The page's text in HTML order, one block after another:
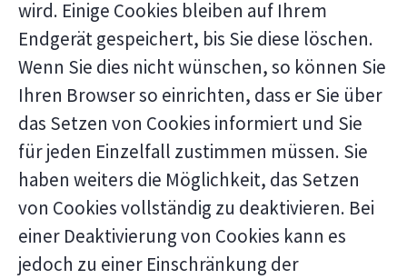
wird. Einige Cookies bleiben auf Ihrem
Endgerät gespeichert, bis Sie diese löschen.
Wenn Sie dies nicht wünschen, so können Sie
Ihren Browser so einrichten, dass er Sie über
das Setzen von Cookies informiert und Sie
für jeden Einzelfall zustimmen müssen. Sie
haben weiters die Möglichkeit, das Setzen
von Cookies vollständig zu deaktivieren. Bei
einer Deaktivierung von Cookies kann es
jedoch zu einer Einschränkung der